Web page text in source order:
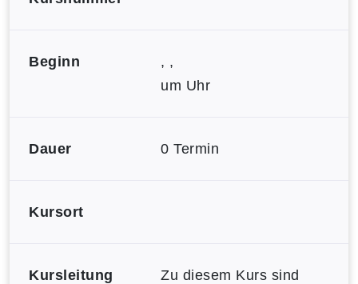
Beginn
, ,
um Uhr
Dauer 0 Termin
Kursort
Kursleitung
Zu diesem Kurs sind